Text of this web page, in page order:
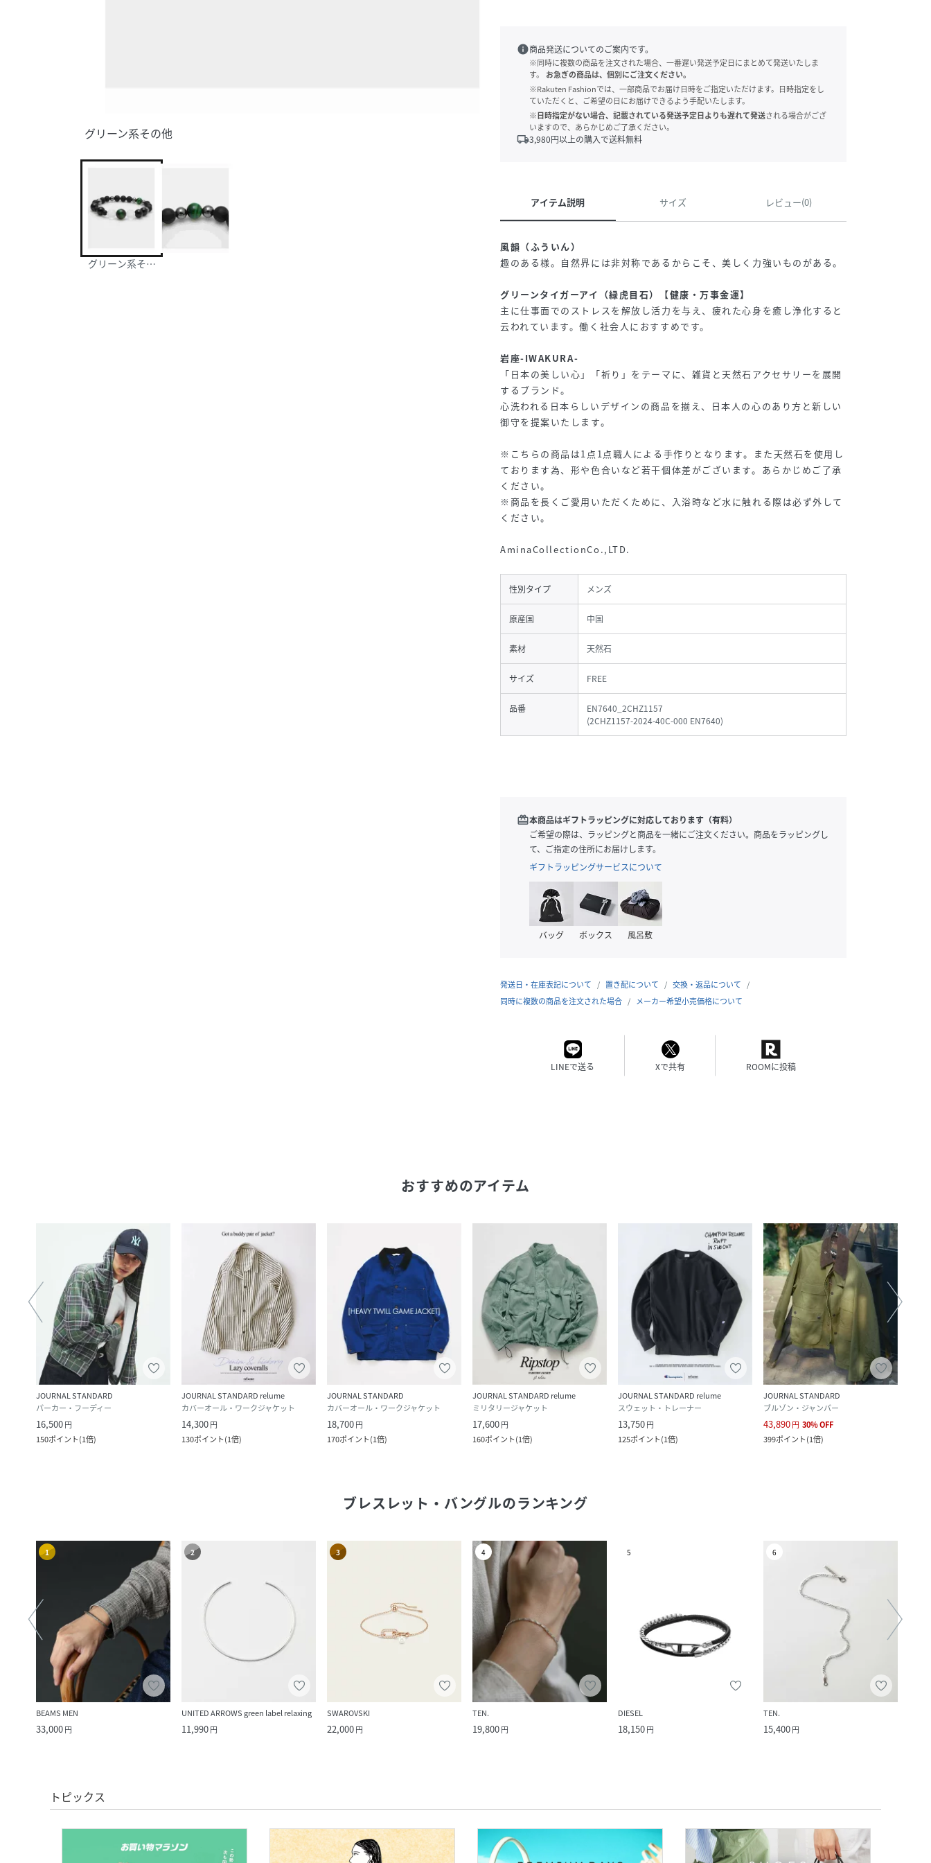
グリーン系その他
グリーン系その他
info商品発送についてのご案内です。
※同時に複数の商品を注文された場合、一番遅い発送予定日にまとめて発送いたしま
す。
お急ぎの商品は、個別にご注文ください。
※Rakuten Fashionでは、一部商品でお届け日時をご指定いただけます。日時指定をし
ていただくと、ご希望の日にお届けできるよう手配いたします。
※日時指定がない場合、記載されている発送予定日よりも遅れて発送される場合がござ
いますので、あらかじめご了承ください。
local_shipping3,980円以上の購入で送料無料
アイテム説明 サイズ レビュー(0)
風韻（ふういん）
趣のある様。自然界には非対称であるからこそ、美しく力強いものがある。
グリーンタイガーアイ（緑虎目石）【健康・万事金運】
主に仕事面でのストレスを解放し活力を与え、疲れた心身を癒し浄化すると
云われています。働く社会人におすすめです。
岩座-IWAKURA-
「日本の美しい心」「祈り」をテーマに、雑貨と天然石アクセサリーを展開
するブランド。
心洗われる日本らしいデザインの商品を揃え、日本人の心のあり方と新しい
御守を提案いたします。
※こちらの商品は1点1点職人による手作りとなります。また天然石を使用し
ております為、形や色合いなど若干個体差がございます。あらかじめご了承
ください。
※商品を長くご愛用いただくために、入浴時など水に触れる際は必ず外して
ください。
AminaCollectionCo.,LTD.
性別タイプ メンズ
原産国 中国
素材 天然石
サイズ FREE
品番
EN7640_2CHZ1157
(2CHZ1157-2024-40C-000 EN7640)
redeem本商品はギフトラッピングに対応しております（有料）
ご希望の際は、ラッピングと商品を一緒にご注文ください。商品をラッピングし
て、ご指定の住所にお届けします。
ギフトラッピングサービスについて
バッグ ボックス 風呂敷
発送日・在庫表記について 置き配について
交換・返品について
同時に複数の商品を注文された場合
メーカー希望小売価格について
LINEで送る Xで共有 ROOMに投稿
おすすめのアイテム
JOURNAL STANDARD
パーカー・フーディー
16,500円
150ポイント(1倍)
JOURNAL STANDARD relume
カバーオール・ワークジャケット
14,300円
130ポイント(1倍)
JOURNAL STANDARD
カバーオール・ワークジャケット
18,700円
170ポイント(1倍)
JOURNAL STANDARD relume
ミリタリージャケット
17,600円
160ポイント(1倍)
JOURNAL STANDARD relume
スウェット・トレーナー
13,750円
125ポイント(1倍)
JOURNAL STANDARD
ブルゾン・ジャンパー
43,890円 30%OFF
399ポイント(1倍)
ブレスレット・バングルのランキング
1
BEAMS MEN
33,000円
2
UNITED ARROWS green label relaxing
11,990円
3
SWAROVSKI
22,000円
4
TEN.
19,800円
5
DIESEL
18,150円
6
TEN.
15,400円
トピックス